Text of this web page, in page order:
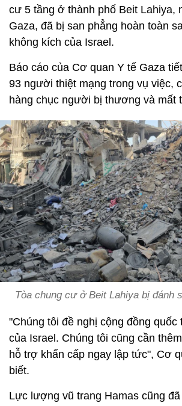
cư 5 tầng ở thành phố Beit Lahiya,
Gaza, đã bị san phẳng hoàn toàn
không kích của Israel.
Báo cáo của Cơ quan Y tế Gaza
93 người thiệt mạng trong vụ việc,
hàng chục người bị thương và mất
Tòa chung cư ở Beit Lahiya bị đánh
"Chúng tôi đề nghị cộng đồng quốc
của Israel. Chúng tôi cũng cần
hỗ trợ khẩn cấp ngay lập tức", Cơ
biết.
Lực lượng vũ trang Hamas cũng